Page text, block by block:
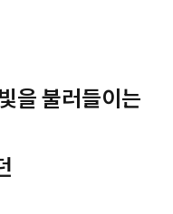
을 불러들이는